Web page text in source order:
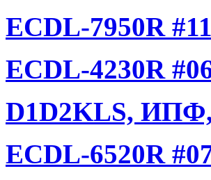
ECDL-7950R
ECDL-4230R
D1D2KLS, ИПФ,
ECDL-6520R